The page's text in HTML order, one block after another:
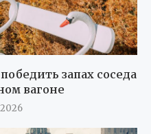
запах соседа
вагоне